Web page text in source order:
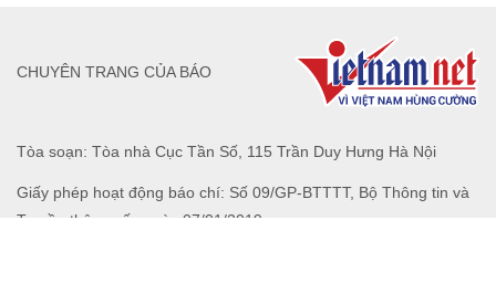
Tòa soạn: Tòa nhà Cục Tần Số, 115 Trần Duy Hưng Hà Nội
Giấy phép hoạt động báo chí: Số 09/GP-BTTTT, Bộ Thông tin và
Truyền thông cấp ngày 07/01/2019.
CHUYÊN TRANG CỦA BÁO